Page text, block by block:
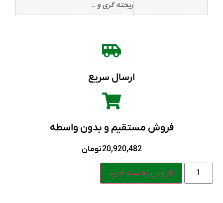
ریخته گری و ..
ارسال سریع
فروش مستقیم و بدون واسطه
20,920,482تومان
افزودن به سبد خرید